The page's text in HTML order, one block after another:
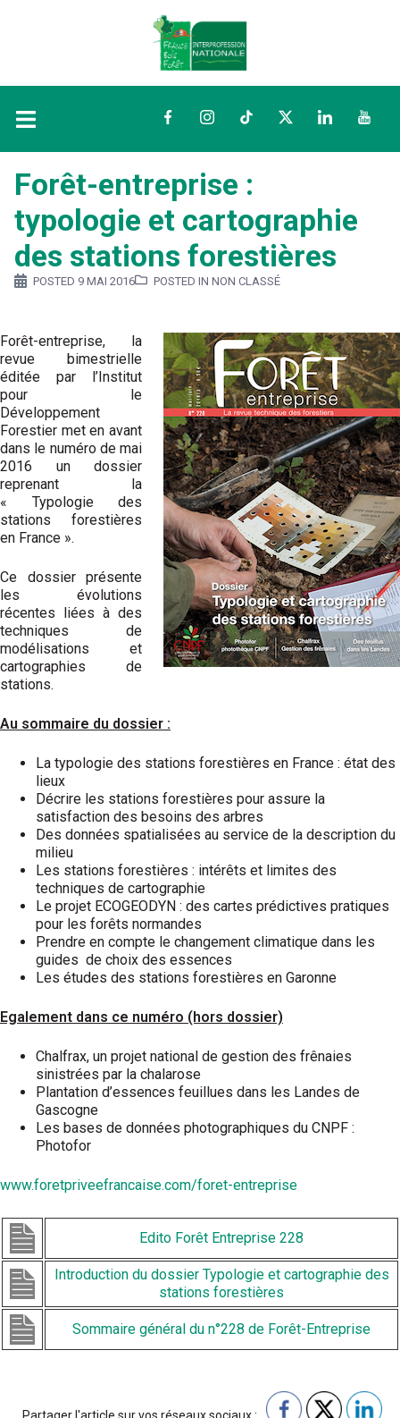
FacebookInstagramTikTokTwitterLinkedIn
Forêt-entreprise :
typologie et cartographie
des stations forestières
POSTED 9 MAI 2016 POSTED IN NON CLASSÉ
Forêt-entreprise, la
revue bimestrielle
éditée par l’Institut
pour le
Développement
Forestier met en avant
dans le numéro de mai
2016 un dossier
reprenant la
« Typologie des
stations forestières
en France ».
Ce dossier présente
les évolutions
récentes liées à des
techniques de
modélisations et
cartographies de
stations.
Au sommaire du dossier :
La typologie des stations forestières en France : état des
lieux
Décrire les stations forestières pour assure la
satisfaction des besoins des arbres
Des données spatialisées au service de la description du
milieu
Les stations forestières : intérêts et limites des
techniques de cartographie
Le projet ECOGEODYN : des cartes prédictives pratiques
pour les forêts normandes
Prendre en compte le changement climatique dans les
guides de choix des essences
Les études des stations forestières en Garonne
Egalement dans ce numéro (hors dossier)
Chalfrax, un projet national de gestion des frênaies
sinistrées par la chalarose
Plantation d’essences feuillues dans les Landes de
Gascogne
Les bases de données photographiques du CNPF :
Photofor
www.foretpriveefrancaise.com/foret-entreprise
Edito Forêt Entreprise 228
Introduction du dossier Typologie et cartographie des
stations forestières
Sommaire général du n°228 de Forêt-Entreprise